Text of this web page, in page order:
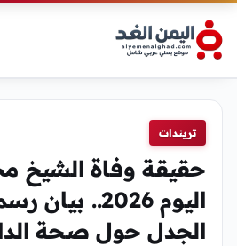
تريندات
حقيقة وفاة الشيخ
اليوم 2026..
الجدل حول صحة